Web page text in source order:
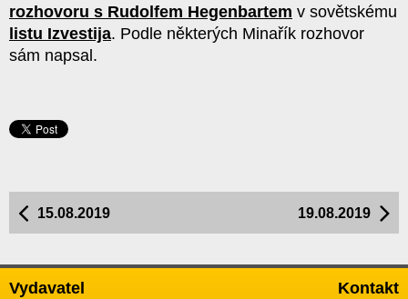
rozhovoru s Rudolfem Hegenbartem v sovětskému
listu Izvestija. Podle některých Minařík rozhovor
sám napsal.
19.08.2019
15.08.2019
Vydavatel
Kontakt